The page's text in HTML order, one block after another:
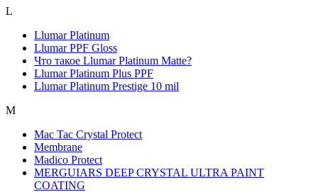
L
Llumar Platinum
Llumar PPF Gloss
Что такое Llumar Platinum Matte?
Llumar Platinum Plus PPF
Llumar Platinum Prestige 10 mil
M
Mac Tac Crystal Protect
Membrane
Madico Protect
MERGUIARS DEEP CRYSTAL ULTRA PAINT
COATING